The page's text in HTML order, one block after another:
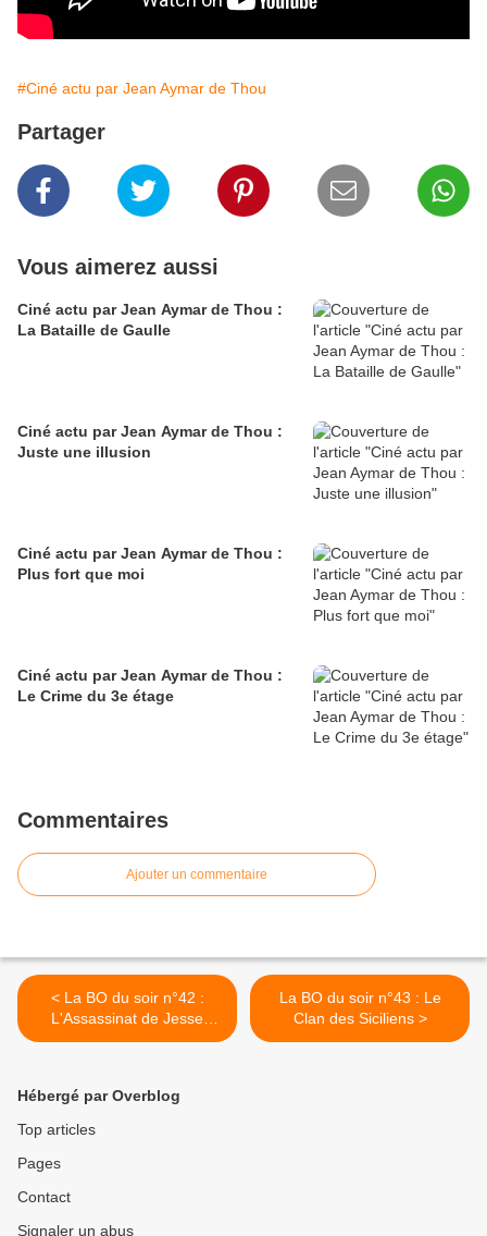
#Ciné actu par Jean Aymar de Thou
Partager
Vous aimerez aussi
Ciné actu par Jean Aymar de Thou :
La Bataille de Gaulle
Ciné actu par Jean Aymar de Thou :
Juste une illusion
Ciné actu par Jean Aymar de Thou :
Plus fort que moi
Ciné actu par Jean Aymar de Thou :
Le Crime du 3e étage
Commentaires
Ajouter un commentaire
< La BO du soir n°42 :
L'Assassinat de Jesse
James par le lâche Robert
La BO du soir n°43 : Le
Clan des Siciliens >
Hébergé par Overblog
Top articles
Pages
Contact
Signaler un abus